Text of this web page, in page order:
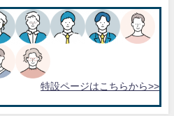
特設ページはこちらから>>